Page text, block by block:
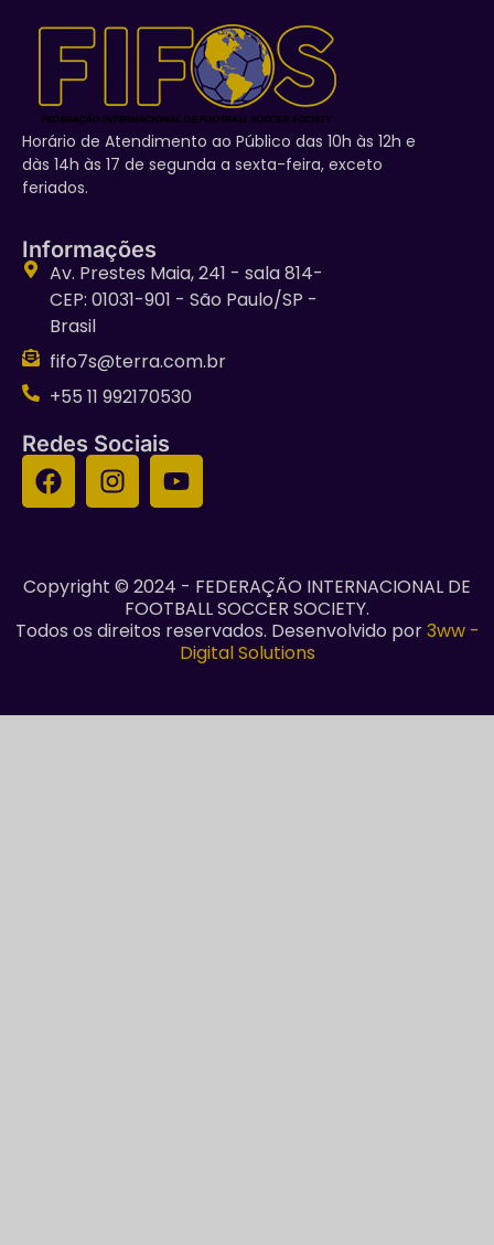
Horário de Atendimento ao Público das 10h às 12h e
dàs 14h às 17 de segunda a sexta-feira, exceto
feriados.
Informações
Av. Prestes Maia, 241 - sala 814-
CEP: 01031-901 - São Paulo/SP -
Brasil
fifo7s@terra.com.br
+55 11 992170530
Redes Sociais
Copyright © 2024 - FEDERAÇÃO INTERNACIONAL DE
FOOTBALL SOCCER SOCIETY.
Todos os direitos reservados. Desenvolvido por3ww -
Digital Solutions